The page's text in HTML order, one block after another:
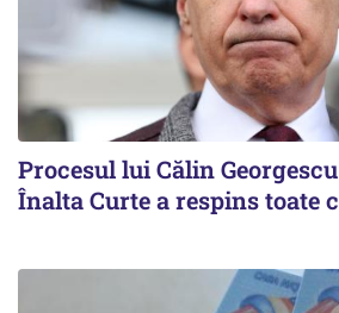
Procesul lui Călin
Înalta Curte a respins toate